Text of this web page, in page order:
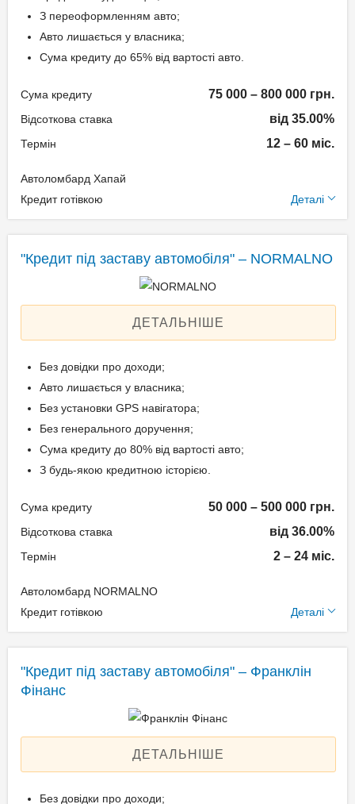
кредиту
На розрахунковий
підтвердження доходу
авто;
Вік позичальника
З переоформленням авто;
Авто лишається у власника;
Сума кредиту до 65% від вартості авто.
Сума кредиту 75 000 – 800 000 грн.
Відсоткова ставка від 35.00%
Термін 12 – 60 міс.
Автоломбард Хапай
Кредит готівкою
Деталі
Одноразова комісія: 1,5%
Щомісячна комісія: 0.00%
Спосіб погашення:
Aннуітет
Документи та
підтвердження доходу
Ідентифікаційний номер
Свідоцтво про реєстрацію
"Кредит під заставу автомобіля" – NORMALNO
ДЕТАЛЬНІШЕ
Без довідки про доходи;
Авто лишається у власника;
Без установки GPS навігатора;
Без генерального доручення;
Сума кредиту до 80% від вартості авто;
З будь-якою кредитною історією.
Сума кредиту 50 000 – 500 000 грн.
Відсоткова ставка від 36.00%
Термін 2 – 24 міс.
Автоломбард NORMALNO
Кредит готівкою
Деталі
Одноразова комісія:
Нотаріальне оформлення
Спосіб погашення:
Aннуітет
"Кредит під заставу автомобіля" – Франклін
Фінанс
ДЕТАЛЬНІШЕ
Без довідки про доходи;